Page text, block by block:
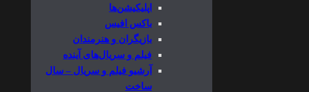
اپلیکیشن‌ها
باکس افیس
بازیگران و هنرمندان
فیلم و سریال‌های آینده
آرشیو فیلم و سریال – سال
ساخت